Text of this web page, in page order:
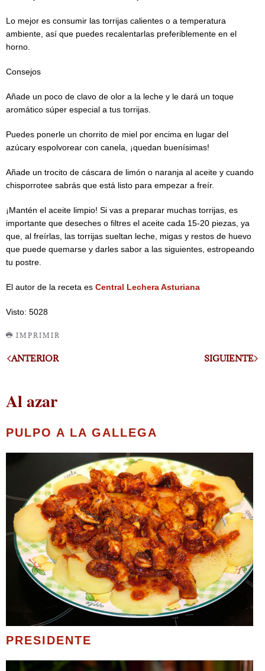
Lo mejor es consumir las torrijas calientes o a temperatura
ambiente, así que puedes recalentarlas preferiblemente en el
horno.
Consejos
Añade un poco de clavo de olor a la leche y le dará un toque
aromático súper especial a tus torrijas.
Puedes ponerle un chorrito de miel por encima en lugar del
azúcary espolvorear con canela, ¡quedan buenísimas!
Añade un trocito de cáscara de limón o naranja al aceite y cuando
chisporrotee sabrás que está listo para empezar a freír.
¡Mantén el aceite limpio! Si vas a preparar muchas torrijas, es
importante que deseches o filtres el aceite cada 15-20 piezas, ya
que, al freírlas, las torrijas sueltan leche, migas y restos de huevo
que puede quemarse y darles sabor a las siguientes, estropeando
tu postre.
El autor de la receta es Central Lechera Asturiana
Visto: 5028
IMPRIMIR
ANTERIOR SIGUIENTE
Al azar
PULPO A LA GALLEGA
PRESIDENTE